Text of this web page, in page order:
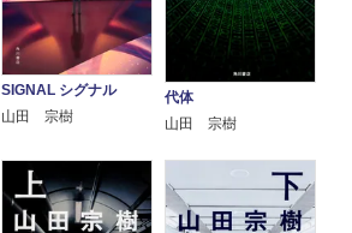
SIGNAL シグナル
山田 宗樹
代体
山田 宗樹